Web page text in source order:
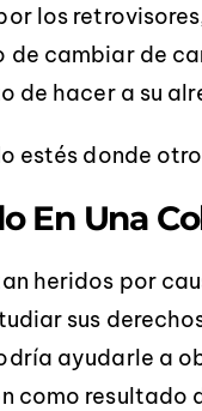
los
de cambiar de
de hacer a su
estés donde
En Una
heridos por
sus
ayudarle a
como